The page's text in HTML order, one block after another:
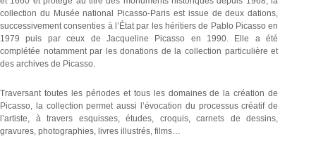
collection du Musée national Picasso-Paris est issue de deux dations,
successivement consenties à l’État par les héritiers de Pablo Picasso en
1979 puis par ceux de Jacqueline Picasso en 1990. Elle a été
complétée notamment par les donations de la collection particulière et
des archives de Picasso.
Traversant toutes les périodes et tous les domaines de la création de
Picasso, la collection permet aussi l’évocation du processus créatif de
l’artiste, à travers esquisses, études, croquis, carnets de dessins,
gravures, photographies, livres illustrés, films…